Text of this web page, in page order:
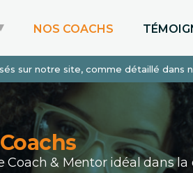
sur notre site, comme détaillé dans
mesure
NOS COACHS
Coach & Mentor idéal dans